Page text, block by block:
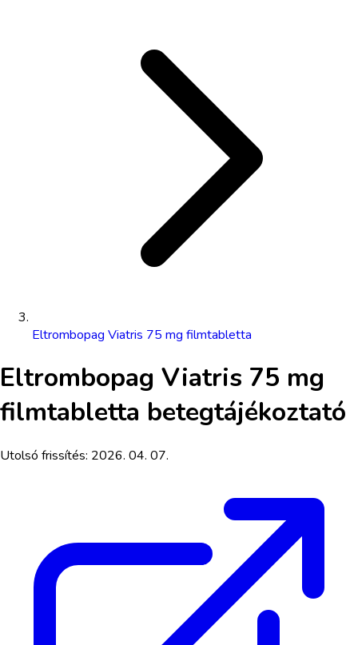
Eltrombopag Viatris 75 mg filmtabletta
Eltrombopag Viatris 75 mg
filmtabletta betegtájékoztató
Utolsó frissítés: 2026. 04. 07.